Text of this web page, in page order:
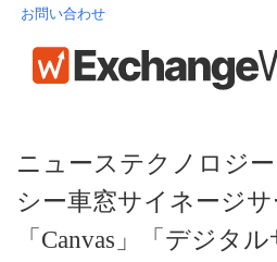
お問い合わせ
ニューステクノロジ
シー車窓サイネージサ
「Canvas」「デジタ